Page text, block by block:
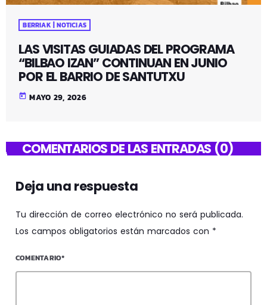
BERRIAK | NOTICIAS
LAS VISITAS GUIADAS DEL PROGRAMA
“BILBAO IZAN” CONTINUAN EN JUNIO
POR EL BARRIO DE SANTUTXU
today MAYO 29, 2026
COMENTARIOS DE LAS ENTRADAS (0)
Deja una respuesta
Tu dirección de correo electrónico no será publicada.
Los campos obligatorios están marcados con *
COMENTARIO*